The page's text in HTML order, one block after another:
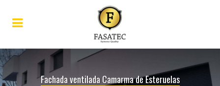
Fachada ventilada Camarma de Esteruelas